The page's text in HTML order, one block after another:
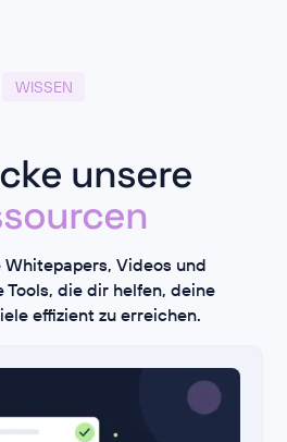
WISSEN
unsere
Videos und
die dir helfen, deine
effizient zu erreichen.